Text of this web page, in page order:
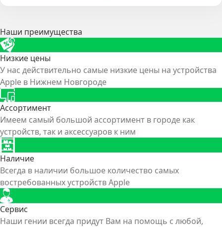
Наши преимущества
Низкие цены
У нас действительно самые низкие цены на устройства
Apple в Нижнем Новгороде
Ассортимент
Имеем самый большой ассортимент в городе как
устройств, так и аксессуаров к ним
Наличие
Всегда в наличии большое количество самых
востребованных устройств Apple
Сервис
Наши гении всегда придут Вам на помощь с любой,